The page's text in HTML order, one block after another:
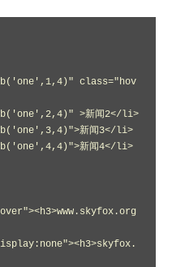
class="hov
>新闻2</li>
新闻3</li>
新闻4</li>